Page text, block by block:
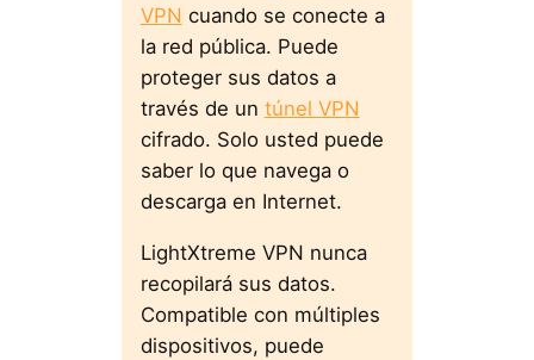
VPN cuando se conecte a
la red pública. Puede
proteger sus datos a
través de un túnel VPN
cifrado. Solo usted puede
saber lo que navega o
descarga en Internet.
LightXtreme VPN nunca
recopilará sus datos.
Compatible con múltiples
dispositivos, puede